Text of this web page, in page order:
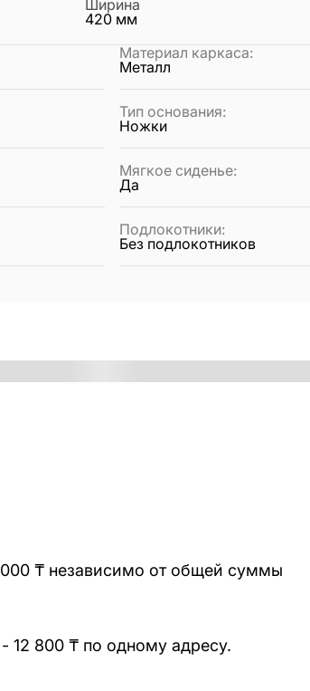
Ширина
420 мм
Материал каркаса:
Металл
Тип основания:
Ножки
Мягкое сиденье:
Да
Подлокотники:
Без подлокотников
₸ независимо от общей суммы
12 800 ₸ по одному адресу.